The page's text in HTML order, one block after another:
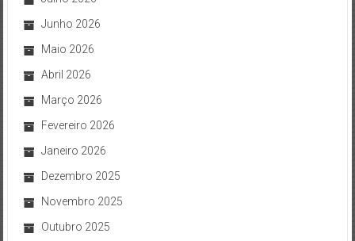
Junho 2026
Maio 2026
Abril 2026
Março 2026
Fevereiro 2026
Janeiro 2026
Dezembro 2025
Novembro 2025
Outubro 2025